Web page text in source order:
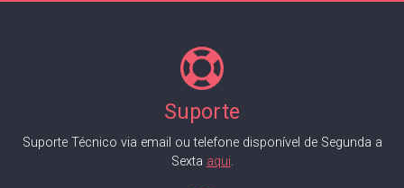
Suporte
Suporte Técnico via email ou telefone disponível de Segunda a
Sexta aqui.